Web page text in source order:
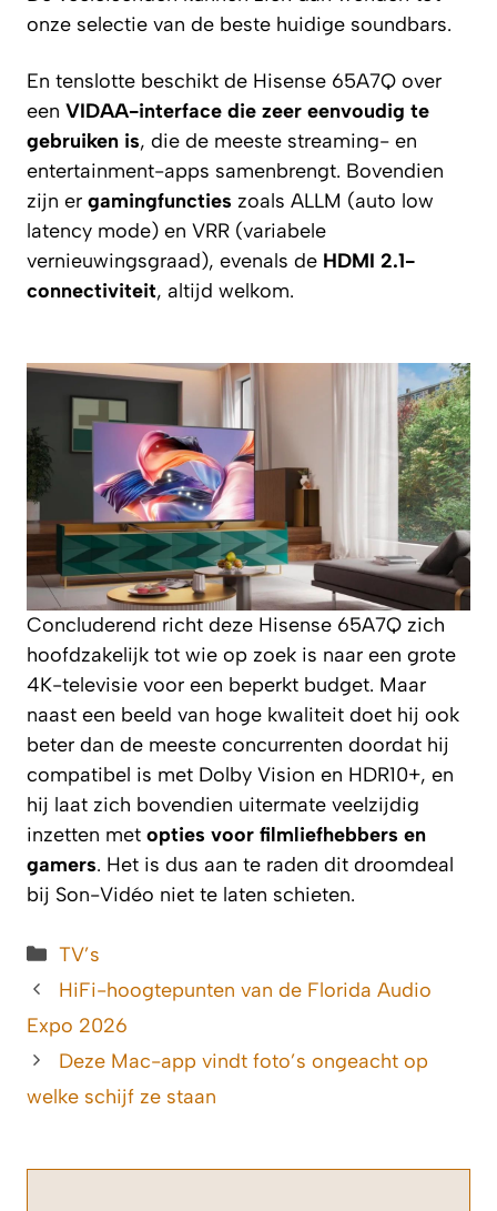
onze selectie van de beste huidige soundbars.
En tenslotte beschikt de Hisense 65A7Q over
een VIDAA-interface die zeer eenvoudig te
gebruiken is, die de meeste streaming- en
entertainment-apps samenbrengt. Bovendien
zijn er gamingfuncties zoals ALLM (auto low
latency mode) en VRR (variabele
vernieuwingsgraad), evenals de HDMI 2.1-
connectiviteit, altijd welkom.
Concluderend richt deze Hisense 65A7Q zich
hoofdzakelijk tot wie op zoek is naar een grote
4K-televisie voor een beperkt budget. Maar
naast een beeld van hoge kwaliteit doet hij ook
beter dan de meeste concurrenten doordat hij
compatibel is met Dolby Vision en HDR10+, en
hij laat zich bovendien uitermate veelzijdig
inzetten met opties voor filmliefhebbers en
gamers. Het is dus aan te raden dit droomdeal
bij Son-Vidéo niet te laten schieten.
Categorieën
TV’s
HiFi-hoogtepunten van de Florida Audio
Expo 2026
Deze Mac-app vindt foto’s ongeacht op
welke schijf ze staan